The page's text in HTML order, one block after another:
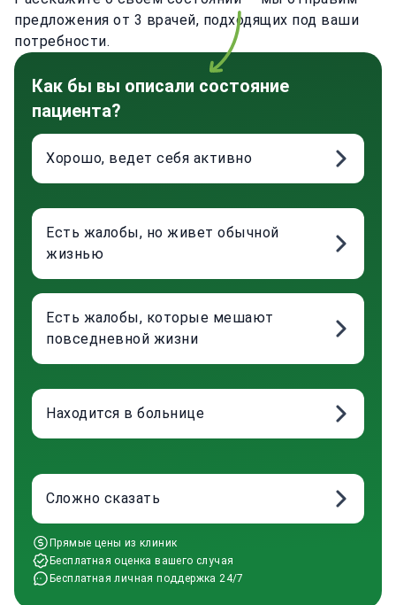
предложения от 3 врачей, подходящих под ваши
потребности.
Как бы вы описали состояние
пациента?
Хорошо, ведет себя активно
Есть жалобы, но живет обычной
жизнью
Есть жалобы, которые мешают
повседневной жизни
Находится в больнице
Сложно сказать
Прямые цены из клиник
Бесплатная оценка вашего случая
Бесплатная личная поддержка 24/7